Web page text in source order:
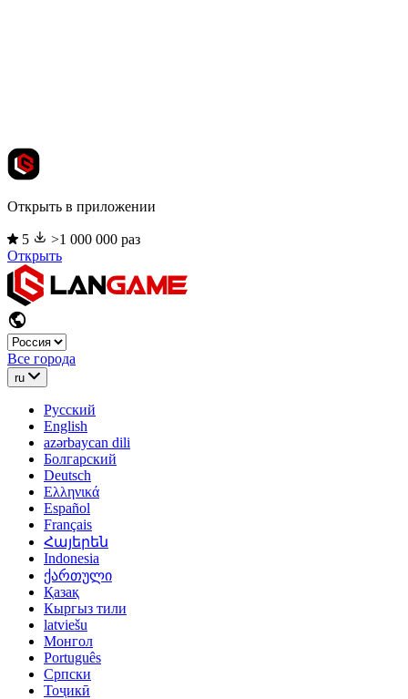
Открыть в приложении
5
>1 000 000 раз
Открыть
Все города
ru
Русский
English
azərbaycan dili
Болгарский
Deutsch
Ελληνικά
Español
Français
Հայերեն
Indonesia
ქართული
Қазақ
Кыргыз тили
latviešu
Монгол
Português
Српски
Тоҷикӣ